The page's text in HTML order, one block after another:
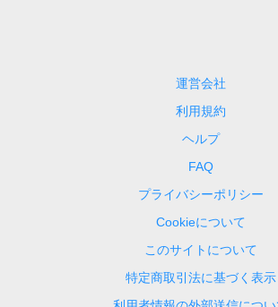
運営会社
利用規約
ヘルプ
FAQ
プライバシーポリシー
Cookieについて
このサイトについて
特定商取引法に基づく表示